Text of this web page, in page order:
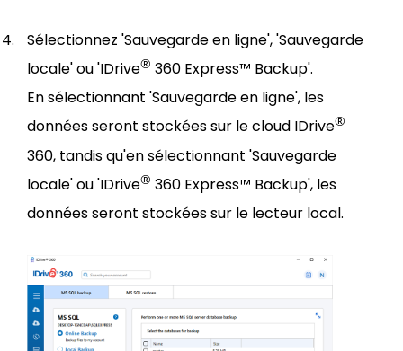
Sélectionnez 'Sauvegarde en ligne', 'Sauvegarde
locale' ou 'IDrive® 360 Express™ Backup'.
En sélectionnant 'Sauvegarde en ligne', les
données seront stockées sur le cloud IDrive®
360, tandis qu'en sélectionnant 'Sauvegarde
locale' ou 'IDrive® 360 Express™ Backup', les
données seront stockées sur le lecteur local.